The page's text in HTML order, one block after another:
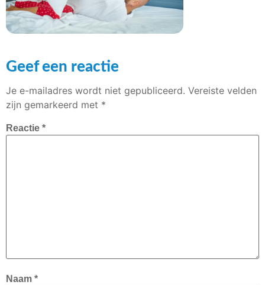
Geef een reactie
Je e-mailadres wordt niet gepubliceerd. Vereiste velden
zijn gemarkeerd met *
Reactie *
Naam *